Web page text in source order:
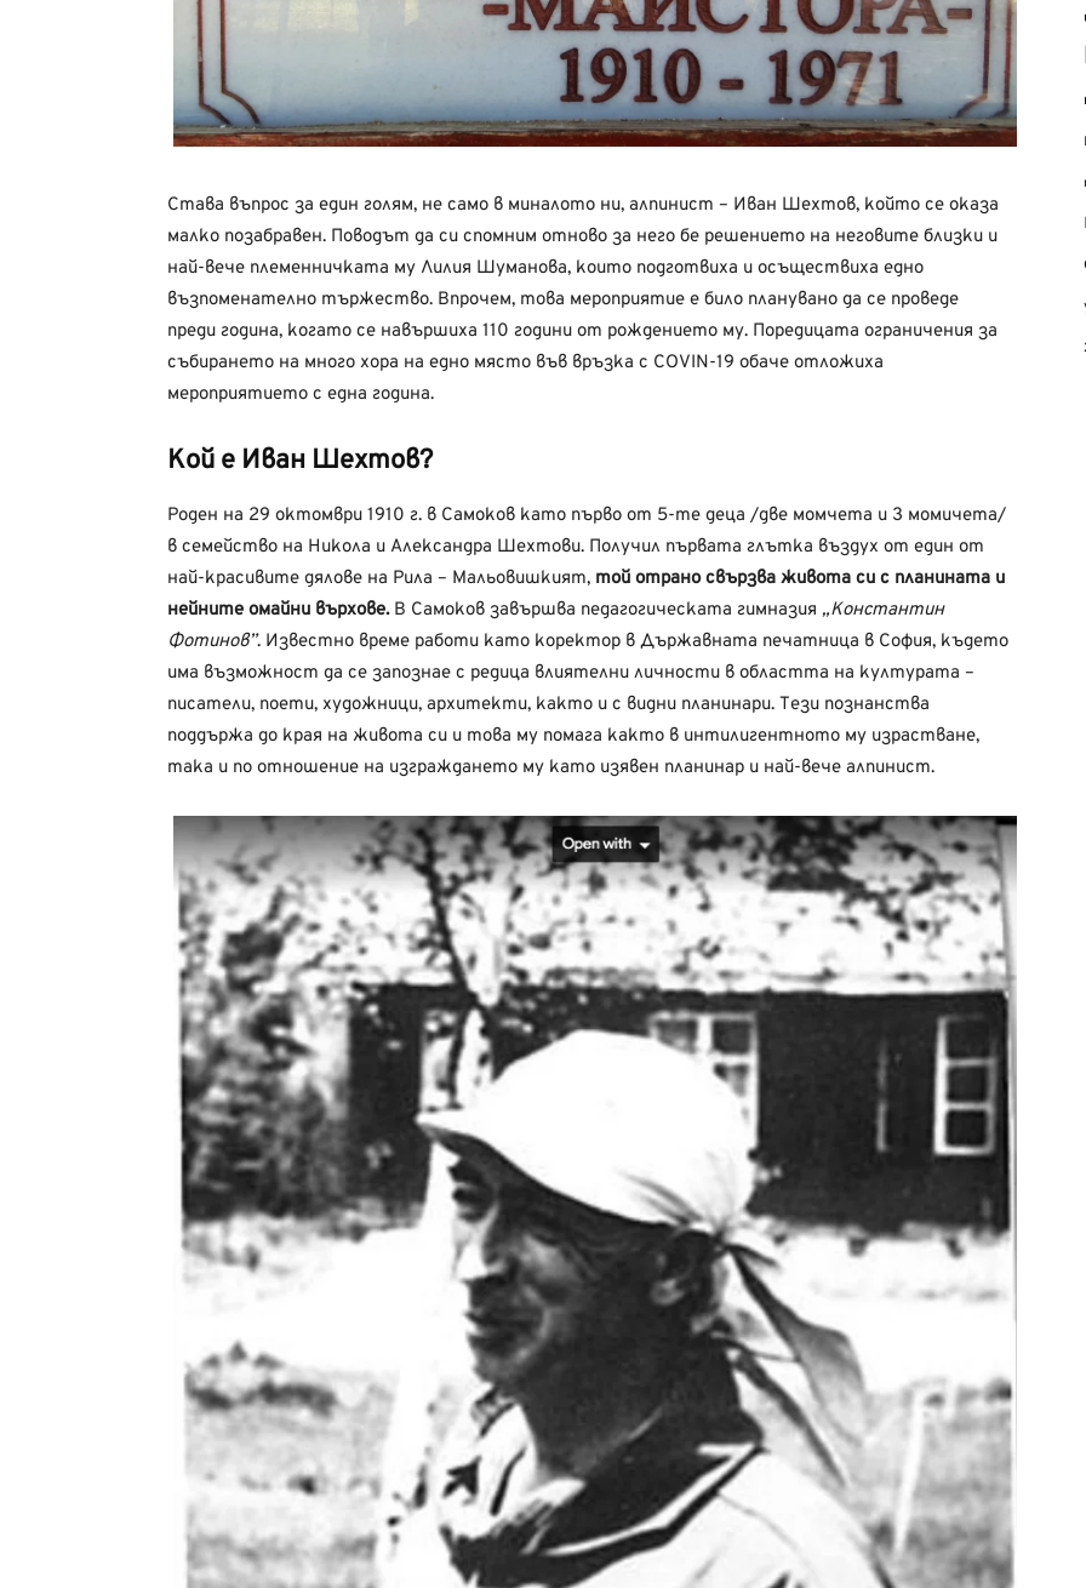
Става въпрос за един голям, не само в миналото ни, алпинист – Иван Шехтов, който се оказа
малко позабравен. Поводът да си спомним отново за него бе решението на неговите близки и
най-вече племенничката му Лилия Шуманова, които подготвиха и осъществиха едно
възпоменателно тържество. Впрочем, това мероприятие е било планувано да се проведе
преди година, когато се навършиха 110 години от рождението му. Поредицата ограничения за
събирането на много хора на едно място във връзка с COVIN-19 обаче отложиха
мероприятието с една година.
Кой е Иван Шехтов?
Роден на 29 октомври 1910 г. в Самоков като първо от 5-те деца /две момчета и 3 момичета/
в семейство на Никола и Александра Шехтови. Получил първата глътка въздух от един от
най-красивите дялове на Рила – Мальовишкият, той отрано свързва живота си с планината и
нейните омайни върхове. В Самоков завършва педагогическата гимназия „Константин
Фотинов”. Известно време работи като коректор в Държавната печатница в София, където
има възможност да се запознае с редица влиятелни личности в областта на културата –
писатели, поети, художници, архитекти, както и с видни планинари. Тези познанства
поддържа до края на живота си и това му помага както в интилигентното му израстване,
така и по отношение на изграждането му като изявен планинар и най-вече алпинист.